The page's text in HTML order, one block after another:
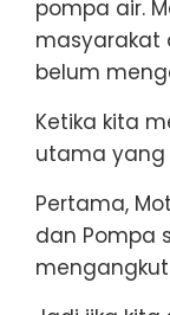
pompa air.
masyarakat
belum
Ketika kita
utama yang
Pertama,
dan Pompa